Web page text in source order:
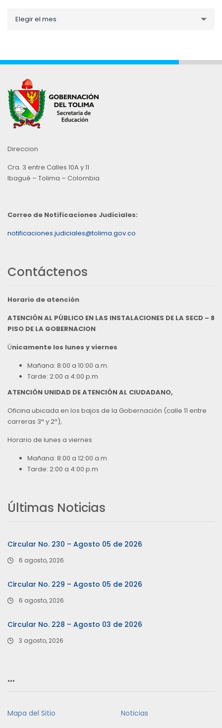
porElegir el mes
Direccion
Cra. 3 entre Calles 10A y 11
Ibagué – Tolima – Colombia
Correo de Notificaciones Judiciales:
notificaciones.judiciales@tolima.gov.co
Contáctenos
Horario de atención
ATENCIÓN AL PÚBLICO EN LAS INSTALACIONES DE LA SECD – 8
PISO DE LA GOBERNACION
Únicamente los lunes y viernes
Mañana: 8:00 a 10:00 a.m.
Tarde: 2:00 a 4:00 p.m
ATENCIÓN UNIDAD DE ATENCIÓN AL CIUDADANO,
Oficina ubicada en los bajos de la Gobernación (calle 11 entre
carreras 3ª y 2ª),
Horario de lunes a viernes
Mañana: 8:00 a 12:00 a.m.
Tarde: 2:00 a 4:00 p.m
Últimas Noticias
Circular No. 230 – Agosto 05 de 2026
6 agosto, 2026
Circular No. 229 – Agosto 05 de 2026
6 agosto, 2026
Circular No. 228 – Agosto 03 de 2026
3 agosto, 2026
…
Mapa del Sitio
Noticias